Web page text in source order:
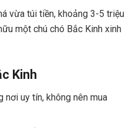
vừa túi tiền, khoảng 3-5 triệu
một chú chó Bắc Kinh xinh
Kinh
nơi uy tín, không nên mua